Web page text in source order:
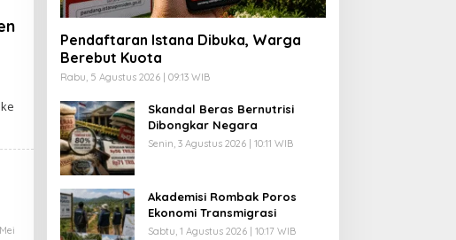
Pendaftaran Istana Dibuka, Warga
Berebut Kuota
Rabu, 5 Agustus 2026 | 09:13 WIB
Skandal Beras Bernutrisi
Dibongkar Negara
Senin, 3 Agustus 2026 | 10:11 WIB
Akademisi Rombak Poros
Ekonomi Transmigrasi
Sabtu, 1 Agustus 2026 | 10:17 WIB